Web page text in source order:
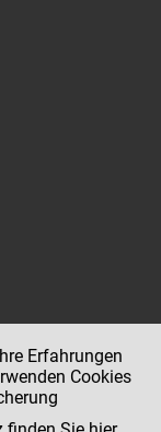
Erfahrungen
Cookies